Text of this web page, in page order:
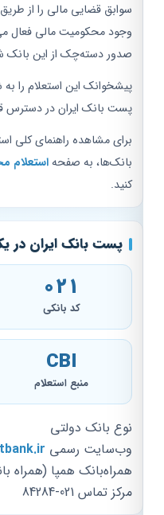
سوابق قضایی مالی را از طریق
وجود محکومیت مالی فعال
صدور دسته‌چک از این بانک شود.
پیشخوانک این استعلام را به
پست بانک ایران در دسترس
برای مشاهده راهنمای کلی
بانک‌ها، به صفحهاستعلام
کنید.
پست بانک ایران در یک
021
کد بانکی
CBI
منبع استعلام
نوع بانک دولتی
وب‌سایت رسمی
همراه‌بانک همپا (همراه
مرکز تماس 021-84284